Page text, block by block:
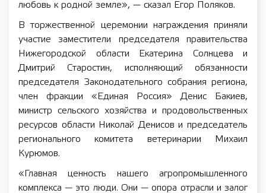
любовь к родной земле», — сказал Егор Поляков.
В торжественной церемонии награждения приняли
участие заместители председателя правительства
Нижегородской области Екатерина Солнцева и
Дмитрий Старостин, исполняющий обязанности
председателя Законодательного собрания региона,
член фракции «Единая Россия» Денис Бакиев,
министр сельского хозяйства и продовольственных
ресурсов области Николай Денисов и председатель
регионального комитета ветеринарии Михаил
Курюмов.
«Главная ценность нашего агропромышленного
комплекса — это люди. Они — опора отрасли и залог